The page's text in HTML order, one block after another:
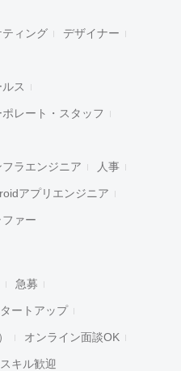
ティング デザイナー
ス
ポレート・スタッフ
フラエンジニア 人事
アプリエンジニア
ァー
急募
ートアップ
オンライン面談OK
キル歓迎